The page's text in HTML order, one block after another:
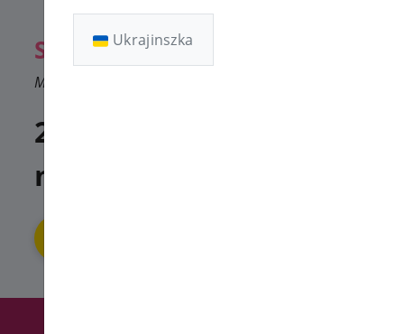
Ukrajinszka
S3 1GB
Megbízható tárhely
2160 Ft / 365
nap